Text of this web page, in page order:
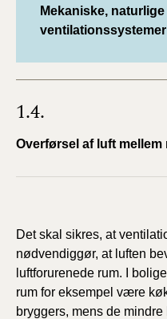
Mekaniske,
ventilationssystemer
1.4.
Overførsel af luft mellem
Det skal sikres, at
nødvendiggør, at luften
luftforurenede rum. I
rum for eksempel være
bryggers, mens de